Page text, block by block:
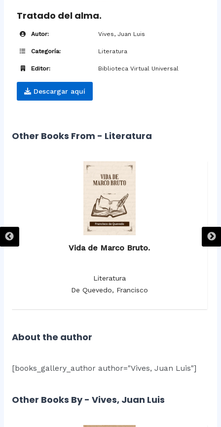
Tratado del alma.
Autor: Vives, Juan Luis
Categoría: Literatura
Editor: Biblioteca Virtual Universal
Descargar aquí
Other Books From - Literatura
Vida de Marco Bruto.
Literatura
De Quevedo, Francisco
About the author
[books_gallery_author author="Vives, Juan Luis"]
Other Books By - Vives, Juan Luis